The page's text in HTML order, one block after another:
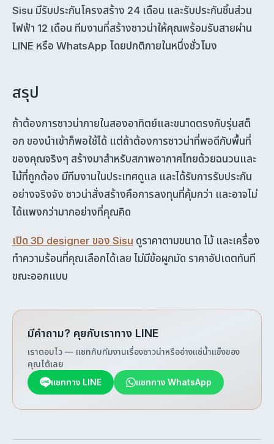
Sisu มีรับประกันโครงสร้าง 24 เดือน และรับประกันชิ้นส่วน
ไฟฟ้า 12 เดือน ทีมงานที่สร้างซาวน่าให้คุณพร้อมรับสายผ่าน
LINE หรือ WhatsApp โดยปกติภายในหนึ่งชั่วโมง
สรุป
ถ้าต้องการซาวน่าภายในสองอาทิตย์และขนาดตรงกับรุ่นสต็
อก ของนำเข้าก็พอใช้ได้ แต่ถ้าต้องการซาวน่าที่พอดีกับพื้นที่
ของคุณจริงๆ สร้างมาสำหรับสภาพอากาศไทยด้วยฉนวนและ
ไม้ที่ถูกต้อง มีทีมงานในประเทศดูแล และได้รับการรับประกัน
อย่างจริงจัง ซาวน่าสั่งสร้างคือการลงทุนที่คุ้มกว่า และอาจไม่
ได้แพงกว่ามากอย่างที่คุณคิด
เปิด 3D designer ของ Sisu ดูราคาตามขนาด ไม้ และเครื่อง
ทำความร้อนที่คุณเลือกได้เลย ไม่มีข้อผูกมัด ราคาอัปเดตทันที
ขณะออกแบบ
มีคำถาม? คุยกับเราทาง LINE
เราตอบไว — แชทกับทีมงานเรื่องซาวน่าหรืออ่างแช่น้ำแข็งของ
คุณได้เลย
แชททาง LINE
แชททาง WhatsApp